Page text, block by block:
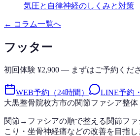
気圧と自律神経のしくみと対策
← コラム一覧へ
フッター
初回体験 ¥2,900 — まずはご予約くだ
WEB予約（24時間） LINE予約
大黒整骨院枚方市の関節ファシア整体
関節→ファシアの順で整える関節ファ
こり・坐骨神経痛などの改善を目指